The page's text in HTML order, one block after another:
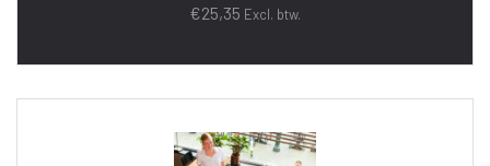
€25,35 Excl. btw.